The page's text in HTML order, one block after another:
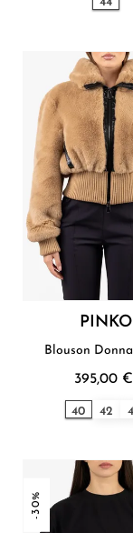
44
PINKO
395,00 €
40 42
-30%